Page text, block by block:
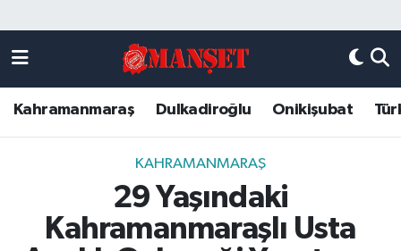
Kahramanmaraş Dulkadiroğlu Onikişubat
KAHRAMANMARAŞ
29 Yaşındaki
Kahramanmaraşlı Usta
DULKADİROĞLU
KAHRAMANMARAŞ
ONİKİŞUBAT
Kahramanmaraş Nöbetçi Eczaneler
Kahramanmaraş Hava Durumu
Kahramanmaraş Trafik Yoğunluk Haritası
Süper Lig Puan Durumu ve Fikstür